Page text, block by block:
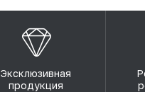
Эксклюзивная
продукция